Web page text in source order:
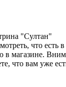
"Султан"
что есть
в магазине.
что вам уже